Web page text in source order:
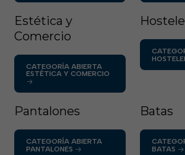
Estética y
Comercio
CATEGORÍA ABIERTA
ESTÉTICA Y COMERCIO
Pantalones
CATEGORÍA ABIERTA
PANTALONES
Batas
BATAS